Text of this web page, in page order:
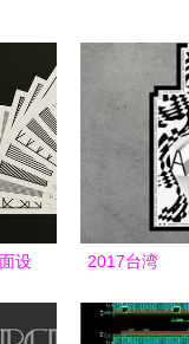
设
用
2017台湾
计奖 B类非